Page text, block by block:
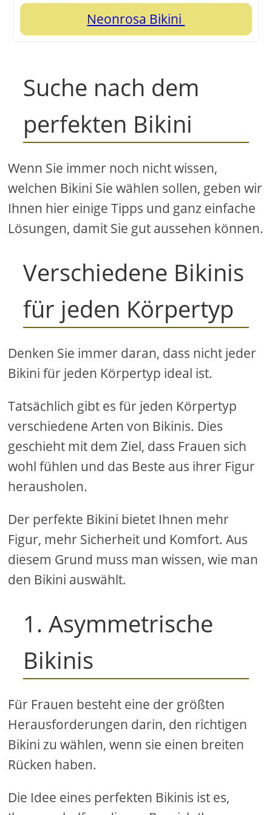
Neonrosa Bikini
Suche nach dem
perfekten Bikini
Wenn Sie immer noch nicht wissen,
welchen Bikini Sie wählen sollen, geben wir
Ihnen hier einige Tipps und ganz einfache
Lösungen, damit Sie gut aussehen können.
Verschiedene Bikinis
für jeden Körpertyp
Denken Sie immer daran, dass nicht jeder
Bikini für jeden Körpertyp ideal ist.
Tatsächlich gibt es für jeden Körpertyp
verschiedene Arten von Bikinis. Dies
geschieht mit dem Ziel, dass Frauen sich
wohl fühlen und das Beste aus ihrer Figur
herausholen.
Der perfekte Bikini bietet Ihnen mehr
Figur, mehr Sicherheit und Komfort. Aus
diesem Grund muss man wissen, wie man
den Bikini auswählt.
1. Asymmetrische
Bikinis
Für Frauen besteht eine der größten
Herausforderungen darin, den richtigen
Bikini zu wählen, wenn sie einen breiten
Rücken haben.
Die Idee eines perfekten Bikinis ist es,